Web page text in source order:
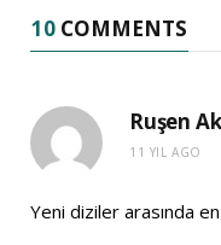
10 COMMENTS
Ruşen
11 YIL AGO
Yeni diziler arasında en